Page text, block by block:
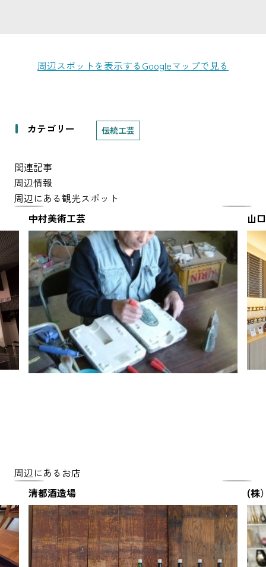
カテゴリー 伝統工芸
周辺スポットを表示するGoogleマップで見る
関連記事
周辺情報
周辺にある観光スポット
中村美術工芸
山
周辺にあるお店
清都酒造場
(株